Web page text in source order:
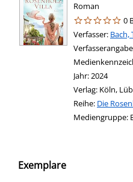
Roman
0
Verfasser: Bach,
Jahr:2024
Verlag: Köln,
Reihe: Die
Mediengruppe:
Exemplare